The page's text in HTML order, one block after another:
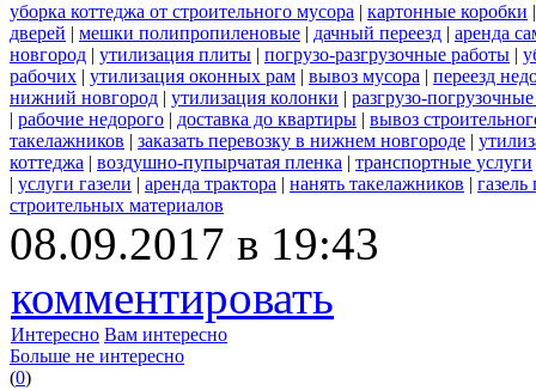
уборка коттеджа от строительного мусора | картонные коробки
дверей | мешки полипропиленовые | дачный переезд | аренда
новгород | утилизация плиты | погрузо-разгрузочные работы |
рабочих | утилизация оконных рам | вывоз мусора | переезд
нижний новгород | утилизация колонки | разгрузо-
| рабочие недорого | доставка до квартиры | вывоз
такелажников | заказать перевозку в нижнем новгороде |
коттеджа | воздушно-пупырчатая пленка | транспортные услуги
| услуги газели | аренда трактора | нанять такелажников |
строительных материалов
08.09.2017 в 19:43
комментировать
Интересно Вам интересно
Больше не интересно
(0)